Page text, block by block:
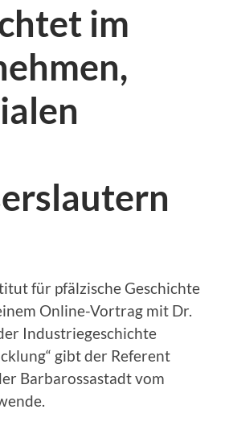
im
für pfälzische Geschichte
Online-Vortrag mit Dr.
Industriegeschichte
gibt der Referent
Barbarossastadt vom